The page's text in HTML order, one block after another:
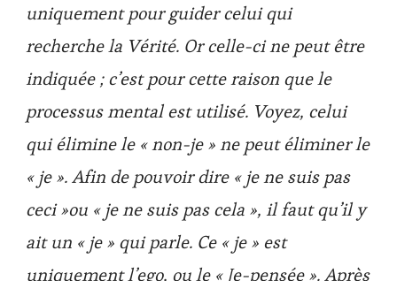
uniquement pour guider celui qui
recherche la Vérité. Or celle-ci ne peut être
indiquée ; c’est pour cette raison que le
processus mental est utilisé. Voyez, celui
qui élimine le « non-je » ne peut éliminer le
« je ». Afin de pouvoir dire « je ne suis pas
ceci »ou « je ne suis pas cela », il faut qu’il y
ait un « je » qui parle. Ce « je » est
uniquement l’ego, ou le « Je-pensée ». Après